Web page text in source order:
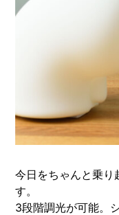
今日をちゃんと乗り
す。
3段階調光が可能。